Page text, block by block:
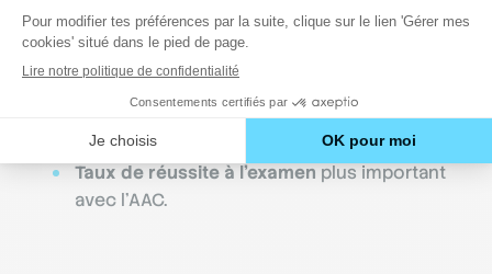
implique : obtention des 12 points sur le
permis après 2 ans au lieu de 3, suppression
Assurance jeune conducteur moins chère ;
Taux de réussite à l’examen plus important
avec l’AAC.